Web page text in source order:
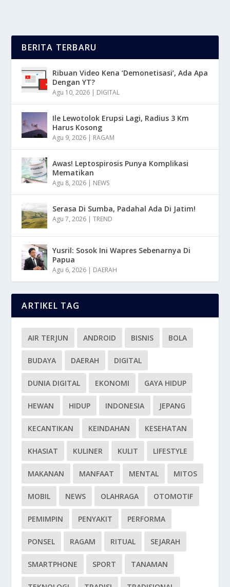
BERITA TERBARU
Ribuan Video Kena ‘Demonetisasi’, Ada Apa
Dengan YT?
Agu 10, 2026 | DIGITAL
Ile Lewotolok Erupsi Lagi, Radius 3 Km
Harus Kosong
Agu 9, 2026 | RAGAM
Awas! Leptospirosis Punya Komplikasi
Mematikan
Agu 8, 2026 | NEWS
Serasa Di Sumba, Padahal Ada Di Jatim!
Agu 7, 2026 |TREND
Yusril: Sosok Ini Wapres Sebenarnya Di
Papua
Agu 6, 2026 | DAERAH
ARTIKEL TAG
AIR TERJUN ANDROID BISNIS BOLA
BUDAYA DAERAH DIGITAL
DUNIA DIGITAL EKONOMI GAYA HIDUP
HEWAN HIDUP INDONESIA JEPANG
KECANTIKAN KEINDAHAN KESEHATAN
KHASIAT KULINER KULIT LIFESTYLE
MAKANAN MANFAAT MENTAL MITOS
MOBIL NEWS OLAHRAGA OTOMOTIF
PEMIMPIN PENYAKIT PERFORMA
PONSEL RAGAM RITUAL SEJARAH
SMARTPHONE SPORT TANAMAN